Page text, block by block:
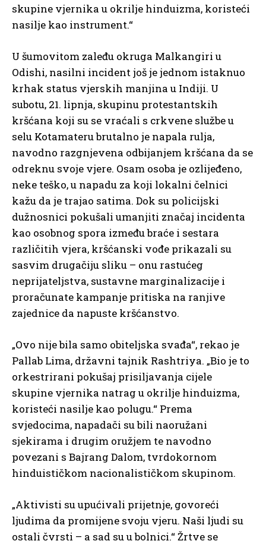
skupine vjernika u okrilje hinduizma, koristeći
nasilje kao instrument.“
U šumovitom zaleđu okruga Malkangiri u
Odishi, nasilni incident još je jednom istaknuo
krhak status vjerskih manjina u Indiji. U
subotu, 21. lipnja, skupinu protestantskih
kršćana koji su se vraćali s crkvene službe u
selu Kotamateru brutalno je napala rulja,
navodno razgnjevena odbijanjem kršćana da se
odreknu svoje vjere. Osam osoba je ozlijeđeno,
neke teško, u napadu za koji lokalni čelnici
kažu da je trajao satima. Dok su policijski
dužnosnici pokušali umanjiti značaj incidenta
kao osobnog spora između braće i sestara
različitih vjera, kršćanski vođe prikazali su
sasvim drugačiju sliku – onu rastućeg
neprijateljstva, sustavne marginalizacije i
proračunate kampanje pritiska na ranjive
zajednice da napuste kršćanstvo.
„Ovo nije bila samo obiteljska svađa“, rekao je
Pallab Lima, državni tajnik Rashtriya. „Bio je to
orkestrirani pokušaj prisiljavanja cijele
skupine vjernika natrag u okrilje hinduizma,
koristeći nasilje kao polugu.“ Prema
svjedocima, napadači su bili naoružani
sjekirama i drugim oružjem te navodno
povezani s Bajrang Dalom, tvrdokornom
hinduističkom nacionalističkom skupinom.
„Aktivisti su upućivali prijetnje, govoreći
ljudima da promijene svoju vjeru. Naši ljudi su
ostali čvrsti – a sad su u bolnici.“ Žrtve se